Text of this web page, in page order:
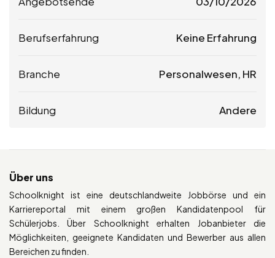
Berufserfahrung Keine Erfahrung
Branche Personalwesen, HR
Bildung Andere
Über uns
Schoolknight ist eine deutschlandweite Jobbörse und ein
Karriereportal mit einem großen Kandidatenpool für
Schülerjobs. Über Schoolknight erhalten Jobanbieter die
Möglichkeiten, geeignete Kandidaten und Bewerber aus allen
Bereichen zu finden.